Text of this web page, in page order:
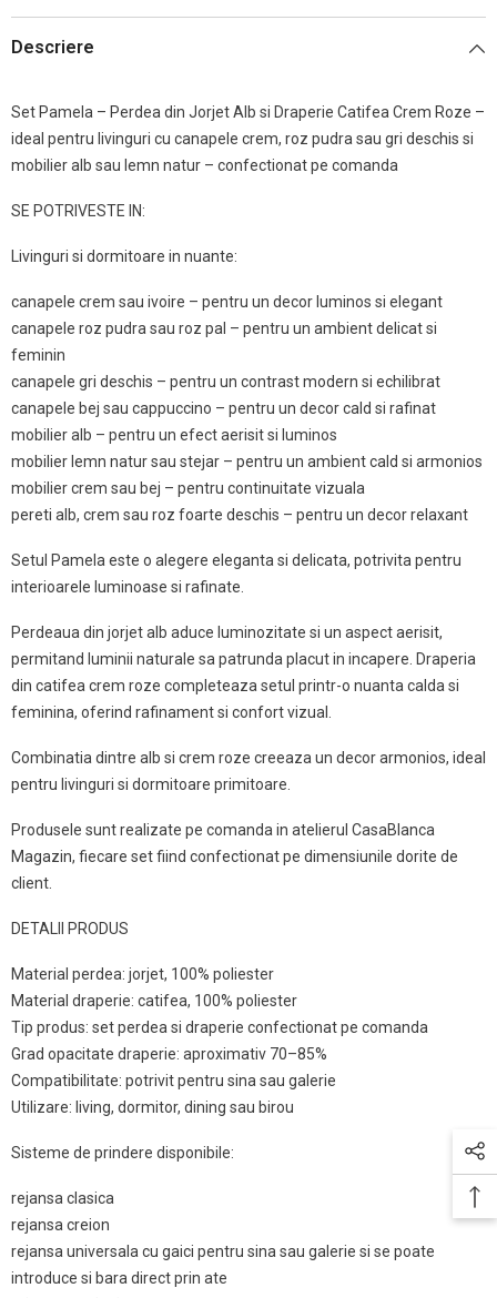
Descriere
Set Pamela – Perdea din Jorjet Alb si Draperie Catifea Crem Roze –
ideal pentru livinguri cu canapele crem, roz pudra sau gri deschis si
mobilier alb sau lemn natur – confectionat pe comanda
SE POTRIVESTE IN:
Livinguri si dormitoare in nuante:
canapele crem sau ivoire – pentru un decor luminos si elegant
canapele roz pudra sau roz pal – pentru un ambient delicat si
feminin
canapele gri deschis – pentru un contrast modern si echilibrat
canapele bej sau cappuccino – pentru un decor cald si rafinat
mobilier alb – pentru un efect aerisit si luminos
mobilier lemn natur sau stejar – pentru un ambient cald si armonios
mobilier crem sau bej – pentru continuitate vizuala
pereti alb, crem sau roz foarte deschis – pentru un decor relaxant
Setul Pamela este o alegere eleganta si delicata, potrivita pentru
interioarele luminoase si rafinate.
Perdeaua din jorjet alb aduce luminozitate si un aspect aerisit,
permitand luminii naturale sa patrunda placut in incapere. Draperia
din catifea crem roze completeaza setul printr-o nuanta calda si
feminina, oferind rafinament si confort vizual.
Combinatia dintre alb si crem roze creeaza un decor armonios, ideal
pentru livinguri si dormitoare primitoare.
Produsele sunt realizate pe comanda in atelierul CasaBlanca
Magazin, fiecare set fiind confectionat pe dimensiunile dorite de
client.
DETALII PRODUS
Material perdea: jorjet, 100% poliester
Material draperie: catifea, 100% poliester
Tip produs: set perdea si draperie confectionat pe comanda
Grad opacitate draperie: aproximativ 70–85%
Compatibilitate: potrivit pentru sina sau galerie
Utilizare: living, dormitor, dining sau birou
Sisteme de prindere disponibile:
rejansa clasica
rejansa creion
rejansa universala cu gaici pentru sina sau galerie si se poate
introduce si bara direct prin ate